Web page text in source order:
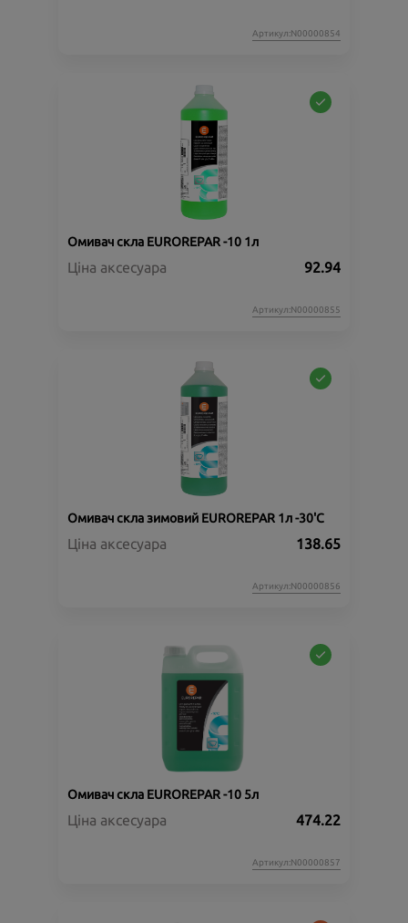
Артикул:N00000854
Омивач скла EUROREPAR -10 1л
Ціна аксесуара 92.94
Артикул:N00000855
Омивач скла зимовий EUROREPAR 1л -30'C
Ціна аксесуара 138.65
Артикул:N00000856
Омивач скла EUROREPAR -10 5л
Ціна аксесуара 474.22
Артикул:N00000857